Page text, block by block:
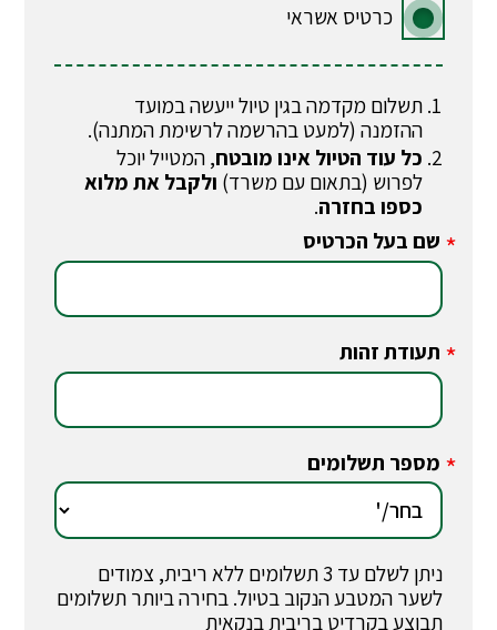
כרטיס אשראי
תשלום מקדמה בגין טיול ייעשה במועד
ההזמנה (למעט בהרשמה לרשימת המתנה).
כל עוד הטיול אינו מובטח, המטייל יוכל
לפרוש (בתאום עם משרד) ולקבל את מלוא
כספו בחזרה.
* שם בעל הכרטיס
* תעודת זהות
* מספר תשלומים
ניתן לשלם עד 3 תשלומים ללא ריבית, צמודים
לשער המטבע הנקוב בטיול. בחירה ביותר תשלומים
תבוצע בקרדיט בריבית בנקאית